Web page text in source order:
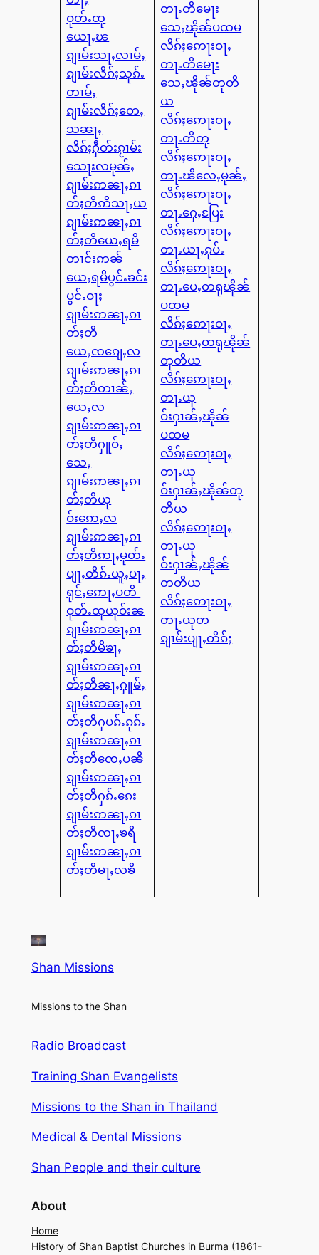
ဝုတ်ႉထု
ယေႃႇၽ
ၵျၢမ်းသႃႇလၢမ်ႇ
ၵျၢမ်းလိၵ်ႈသုၵ်ႉ
တၢမ်ႇ
ၵျၢမ်းလိၵ်ႈတေႇ
သၼႃႇ
လိၵ်ႈႁဵတ်းၵႂၢမ်း
သေႃးလမုၼ်ႇ
ၵျၢမ်းဢၼႃႇၵၢ
တ်ႈတိဢိသႃႇယ
ၵျၢမ်းဢၼႃႇၵၢ
တ်ႈတိယေႇရမိ
တၢင်းဢၼ်
ယေႇရမိပွင်ႉၶင်း
ပွင်ႉဝႃႈ
ၵျၢမ်းဢၼႃႇၵၢ
တ်ႈတိ
ယေႇၸၵျေႇလ
ၵျၢမ်းဢၼႃႇၵၢ
တ်ႈတိတၢၼ်ႇ
ယေႇလ
ၵျၢမ်းဢၼႃႇၵၢ
တ်ႈတိႁူဝ်ႇ
သေႇ
ၵျၢမ်းဢၼႃႇၵၢ
တ်ႈတိယု
ဝ်းဢေႇလ
ၵျၢမ်းဢၼႃႇၵၢ
တ်ႈတိဢႃႇမုတ်ႉ
ပျႃႇတိၵ်ႉယူႇပႃႇ
ရုင်ႇဢေႃႇပတိ
ဝုတ်ႉထုယုဝ်းၼ
ၵျၢမ်းဢၼႃႇၵၢ
တ်ႈတိမိၶႃႇ
ၵျၢမ်းဢၼႃႇၵၢ
တ်ႈတိၼႃႇႁူမ်ႇ
ၵျၢမ်းဢၼႃႇၵၢ
တ်ႈတိႁပၵ်ႉၵုၵ်ႉ
ၵျၢမ်းဢၼႃႇၵၢ
တ်ႈတိၸေႇပၼိ
ၵျၢမ်းဢၼႃႇၵၢ
တ်ႈတိႁၵ်ႉၵေး
ၵျၢမ်းဢၼႃႇၵၢ
တ်ႈတိၸႃႇၶရိ
ၵျၢမ်းဢၼႃႇၵၢ
တ်ႈတိမႃႇလၶိ
တႃႉတိမေႃး
သေႇၽိုၼ်ပထမ
လိၵ်ႈဢေႃးဝႃႇ
တႃႉတိမေႃး
သေႇၽိုၼ်တုတိ
ယ
လိၵ်ႈဢေႃးဝႃႇ
တႃႉတိတု
လိၵ်ႈဢေႃးဝႃႇ
တႃႉၽိလေႇမုၼ်ႇ
လိၵ်ႈဢေႃးဝႃႇ
တႃႉႁေႇပြႄး
လိၵ်ႈဢေႃးဝႃႇ
တႃႉယႃႇၵုပ်ႉ
လိၵ်ႈဢေႃးဝႃႇ
တႃႉပေႇတရုၽိုၼ်
ပထမ
လိၵ်ႈဢေႃးဝႃႇ
တႃႉပေႇတရုၽိုၼ်
တုတိယ
လိၵ်ႈဢေႃးဝႃႇ
တႃႉယု
ဝ်းႁၢၼ်ႇၽိုၼ်
ပထမ
လိၵ်ႈဢေႃးဝႃႇ
တႃႉယု
ဝ်းႁၢၼ်ႇၽိုၼ်တု
တိယ
လိၵ်ႈဢေႃးဝႃႇ
တႃႉယု
ဝ်းႁၢၼ်ႇၽိုၼ်
တတိယ
လိၵ်ႈဢေႃးဝႃႇ
တႃႉယုတ
ၵျၢမ်းပျႃႇတိၵ်ႈ
Shan Missions
Missions to the Shan
Radio Broadcast
Training Shan Evangelists
Missions to the Shan in Thailand
Medical & Dental Missions
Shan People and their culture
About
Home
History of Shan Baptist Churches in Burma (1861-